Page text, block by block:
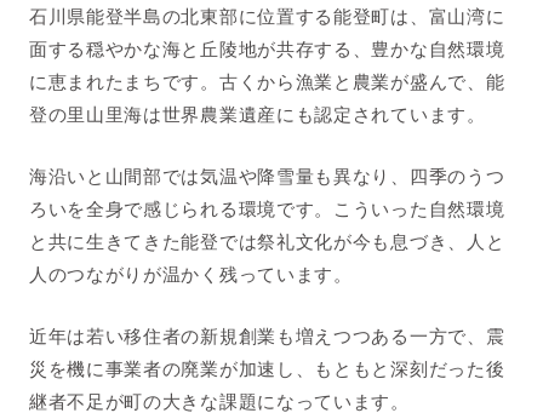
石川県能登半島の北東部に位置する能登町は、富山湾に
面する穏やかな海と丘陵地が共存する、豊かな自然環境
に恵まれたまちです。古くから漁業と農業が盛んで、能
登の里山里海は世界農業遺産にも認定されています。
海沿いと山間部では気温や降雪量も異なり、四季のうつ
ろいを全身で感じられる環境です。こういった自然環境
と共に生きてきた能登では祭礼文化が今も息づき、人と
人のつながりが温かく残っています。
近年は若い移住者の新規創業も増えつつある一方で、震
災を機に事業者の廃業が加速し、もともと深刻だった後
継者不足が町の大きな課題になっています。